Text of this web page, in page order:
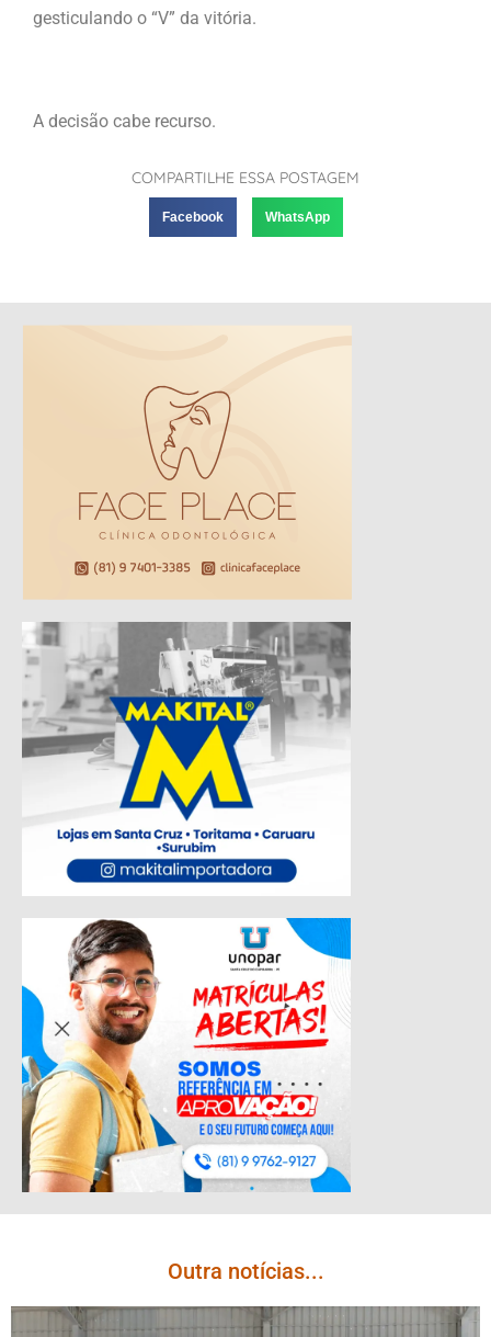
gesticulando o “V” da vitória.
A decisão cabe recurso.
COMPARTILHE ESSA POSTAGEM
Facebook WhatsApp
Outra notícias...